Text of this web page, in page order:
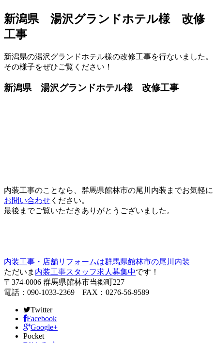
新潟県 湯沢グランドホテル様 改修
工事
新潟県の湯沢グランドホテル様の改修工事を行ないました。
その様子をぜひご覧ください！
新潟県 湯沢グランドホテル様 改修工事
内装工事のことなら、群馬県館林市の尾川内装までお気軽に
お問い合わせ ください。
最後までご覧いただきありがとうございました。
内装工事・店舗リフォームは群馬県館林市の尾川内装
ただいま 内装工事スタッフ求人募集中です！
〒374-0006 群馬県館林市当郷町227
電話：090-1033-2369 FAX：0276-56-9589
Twitter
Facebook
Google+
Pocket